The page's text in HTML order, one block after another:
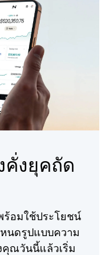
คั่งยุคถัด
ร้อมใช้ประโยชน์
นดรูปแบบความ
คุณวันนี้แล้วเริ่ม